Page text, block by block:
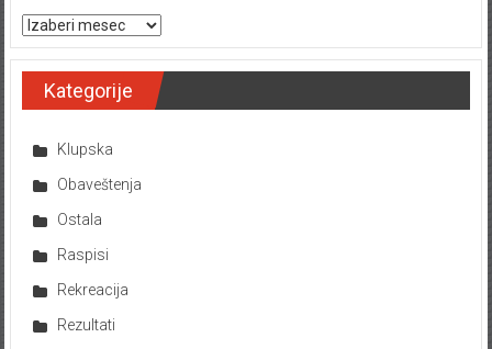
Arhiva tekstova
Kategorije
Klupska
Obaveštenja
Ostala
Raspisi
Rekreacija
Rezultati